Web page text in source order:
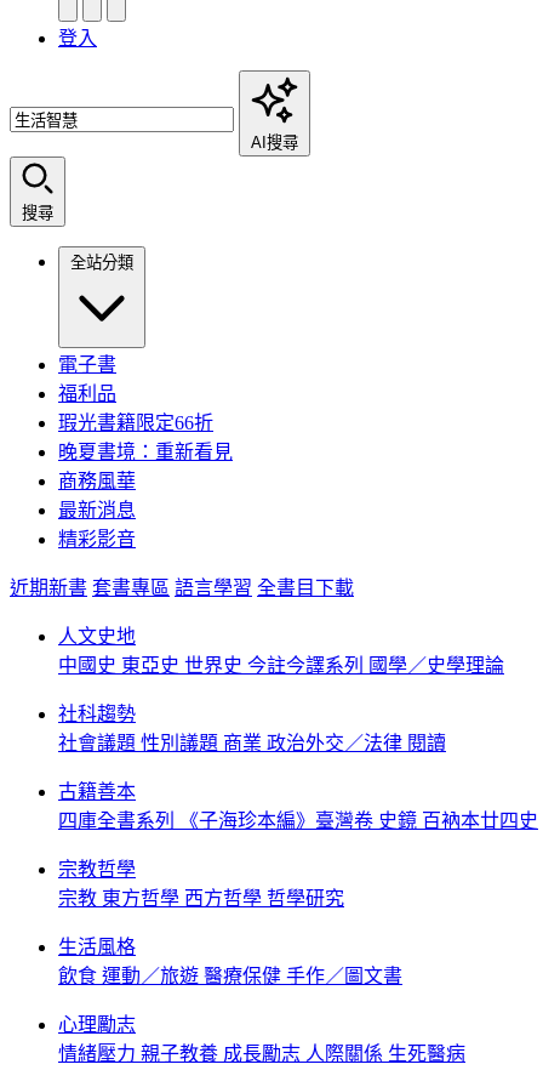
登入
AI搜尋
搜尋
全站分類
電子書
福利品
瑕光書籍限定66折
晚夏書境：重新看見
商務風華
最新消息
精彩影音
近期新書 套書專區 語言學習 全書目下載
人文史地
中國史 東亞史 世界史 今註今譯系列 國學／史學理論
社科趨勢
社會議題 性別議題 商業 政治外交／法律 閱讀
古籍善本
四庫全書系列
《子海珍本編》臺灣卷 史鏡 百衲本廿四史
宗教哲學
宗教 東方哲學 西方哲學 哲學研究
生活風格
飲食 運動／旅遊 醫療保健 手作／圖文書
心理勵志
情緒壓力 親子教養 成長勵志 人際關係 生死醫病